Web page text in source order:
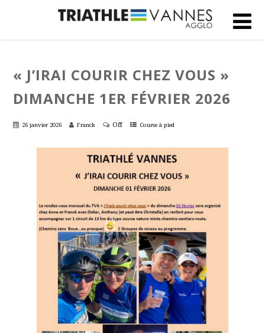
« J’IRAI COURIR CHEZ VOUS »
DIMANCHE 1ER FÉVRIER 2026
26 janvier 2026 Franck Off Course à pied